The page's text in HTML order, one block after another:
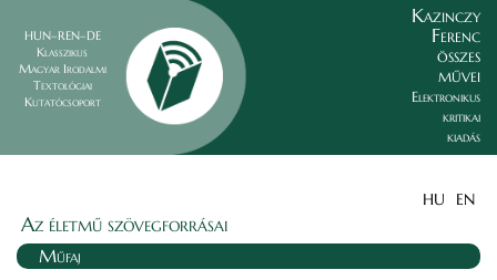
HUN–REN–DE
Klasszikus
Magyar Irodalmi
Textológiai
Kutatócsoport
Kazinczy
Ferenc
összes
művei
Elektronikus
kritikai
kiadás
HU EN
Az életmű szövegforrásai
Műfaj